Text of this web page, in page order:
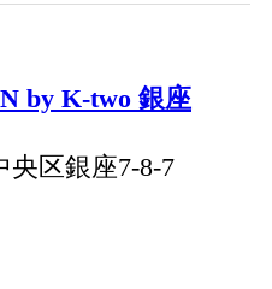
by K-two 銀座
央区銀座7-8-7